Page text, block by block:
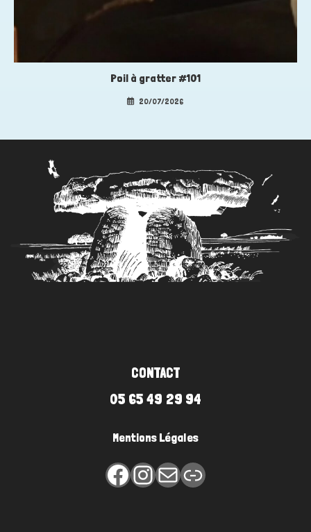
Poil à gratter #101
20/07/2026
CONTACT
05 65 49 29 94
Mentions Légales
FacebookInstagram
E-mail Lien